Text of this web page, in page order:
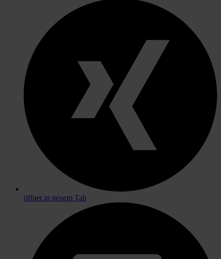
öffnet in neuem Tab